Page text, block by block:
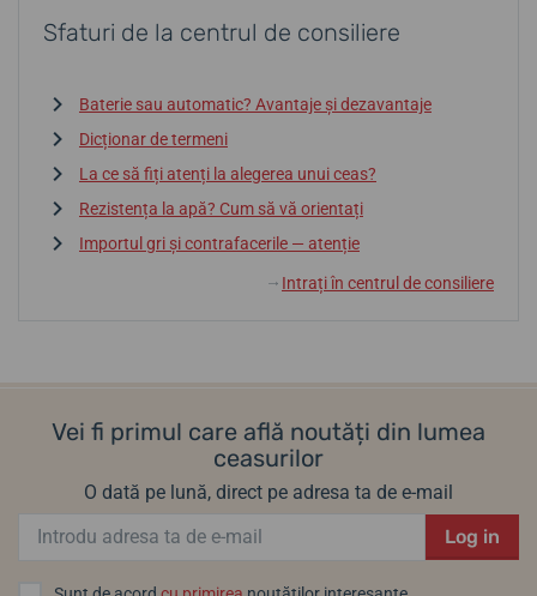
Sfaturi de la centrul de consiliere
Baterie sau automatic? Avantaje și dezavantaje
Dicționar de termeni
La ce să fiți atenți la alegerea unui ceas?
Rezistența la apă? Cum să vă orientați
Importul gri și contrafacerile — atenție
↓ Intrați în centrul de consiliere
Vei fi primul care află noutăți din lumea
ceasurilor
O dată pe lună, direct pe adresa ta de e-mail
Log in